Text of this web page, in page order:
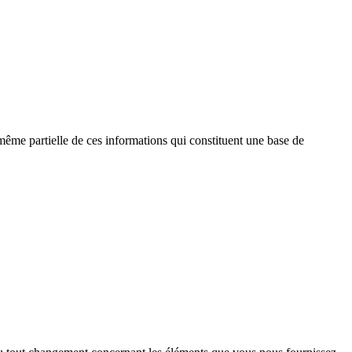
partielle de ces informations qui constituent une base de